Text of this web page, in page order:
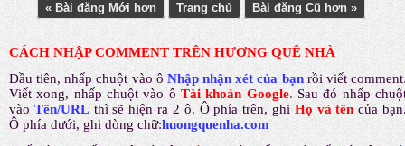
« Bài đăng Mới hơn Trang chủ Bài đăng Cũ hơn »
CÁCH NHẬP COMMENT TRÊN HƯƠNG QUÊ NHÀ
Đầu tiên, nhấp chuột vào ô Nhập nhận xét của bạn rồi viết comment
Viết xong, nhấp chuột vào ô Tài khoản Google. Sau đó nhấp
vào Tên/URL thì sẽ hiện ra 2 ô. Ô phía trên, ghi Họ và tên của
Ô phía dưới, ghi dòng chữ:huongquenha.com